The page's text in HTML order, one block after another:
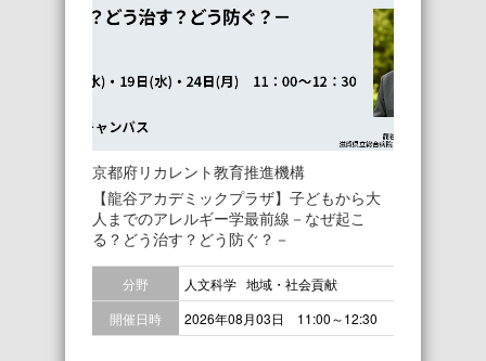
京都府リカレント教育推進機構
【龍谷アカデミックプラザ】子どもから大
人までのアレルギー学最前線－なぜ起こ
る？どう治す？どう防ぐ？－
分野 人文科学 地域・社会貢献
開催日時
2026年08月03日 11:00～12:30